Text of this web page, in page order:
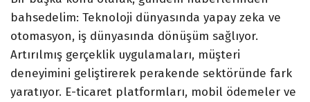
bahsedelim: Teknoloji dünyasında yapay zeka ve
otomasyon, iş dünyasında dönüşüm sağlıyor.
Artırılmış gerçeklik uygulamaları, müşteri
deneyimini geliştirerek perakende sektöründe fark
yaratıyor. E-ticaret platformları, mobil ödemeler ve